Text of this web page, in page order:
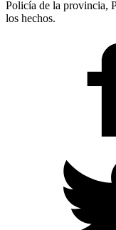
Policía de la provincia,
los hechos.